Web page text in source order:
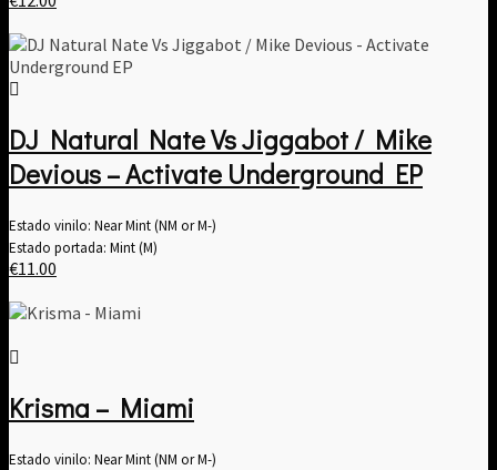
DJ Natural Nate Vs Jiggabot / Mike
Devious – Activate Underground EP
Estado vinilo: Near Mint (NM or M-)
Estado portada: Mint (M)
€11.00
Krisma – Miami
Estado vinilo: Near Mint (NM or M-)